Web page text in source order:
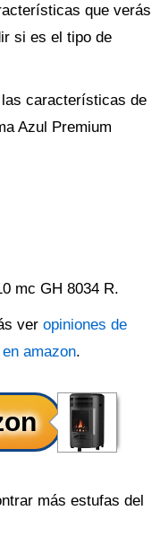
que verás
si es el tipo de
características de
Azul Premium
mc GH 8034 R.
ver opiniones de
amazon.
más estufas del